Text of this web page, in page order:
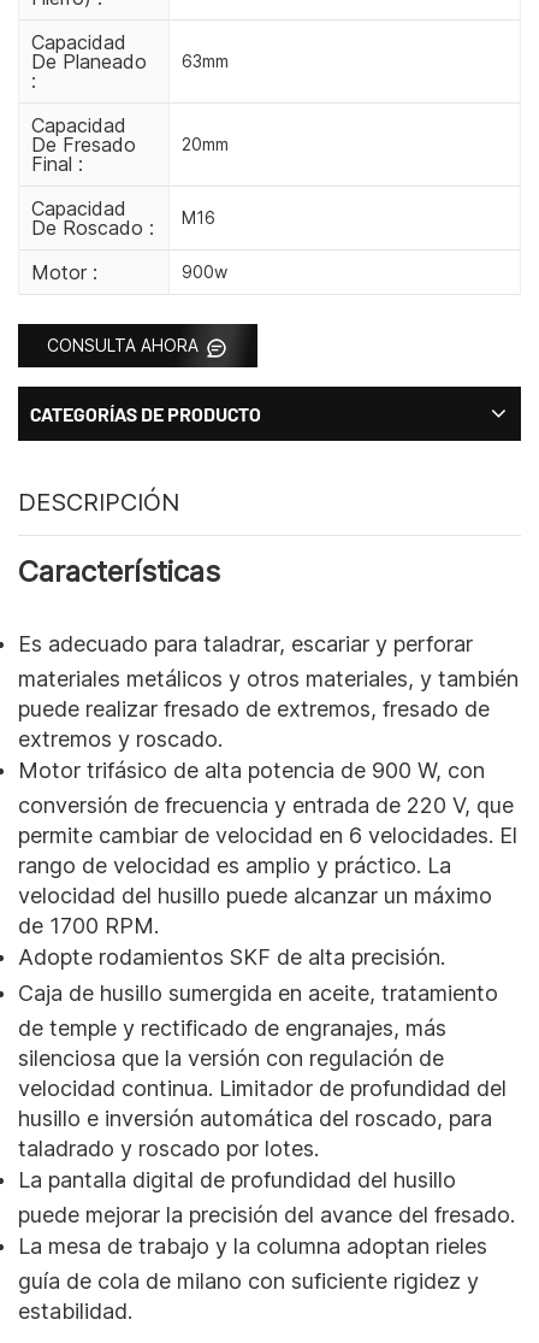
Capacidad
De Planeado
:
63mm
Capacidad
De Fresado
Final :
20mm
Capacidad
De Roscado :
M16
Motor : 900w
CONSULTA AHORA
CATEGORÍAS DE PRODUCTO
DESCRIPCIÓN
Características
Es adecuado para taladrar, escariar y perforar
materiales metálicos y otros materiales, y también
puede realizar fresado de extremos, fresado de
extremos y roscado.
Motor trifásico de alta potencia de 900 W, con
conversión de frecuencia y entrada de 220 V, que
permite cambiar de velocidad en 6 velocidades. El
rango de velocidad es amplio y práctico. La
velocidad del husillo puede alcanzar un máximo
de 1700 RPM.
Adopte rodamientos SKF de alta precisión.
Caja de husillo sumergida en aceite, tratamiento
de temple y rectificado de engranajes, más
silenciosa que la versión con regulación de
velocidad continua. Limitador de profundidad del
husillo e inversión automática del roscado, para
taladrado y roscado por lotes.
La pantalla digital de profundidad del husillo
puede mejorar la precisión del avance del fresado.
La mesa de trabajo y la columna adoptan rieles
guía de cola de milano con suficiente rigidez y
estabilidad.